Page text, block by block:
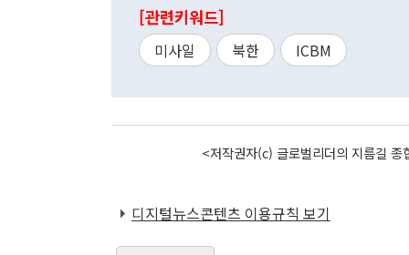
[관련키워드]
미사일 북한 ICBM
<저작권자(c) 글로벌리더의 지름길
디지털뉴스콘텐츠 이용규칙 보기